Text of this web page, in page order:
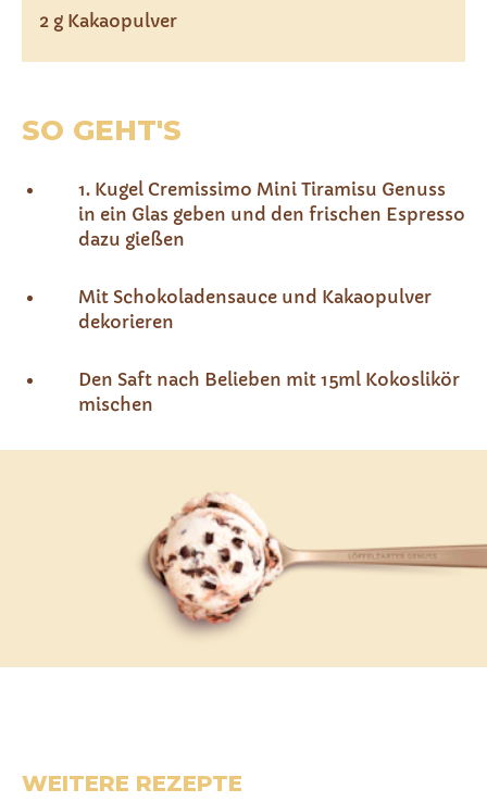
2 g Kakaopulver
SO GEHT'S
1. Kugel Cremissimo Mini Tiramisu Genuss
in ein Glas geben und den frischen Espresso
dazu gießen
Mit Schokoladensauce und Kakaopulver
dekorieren
Den Saft nach Belieben mit 15ml Kokoslikör
mischen
WEITERE REZEPTE